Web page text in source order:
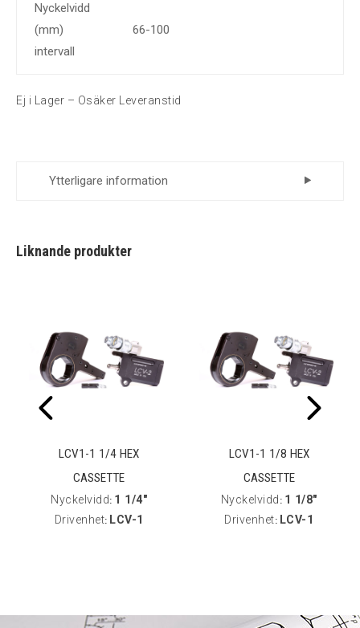
Nyckelvidd
(mm)
intervall
66-100
Ej i Lager – Osäker Leveranstid
Ytterligare information
Liknande produkter
LCV1-1 1/4 HEX
CASSETTE
Nyckelvidd: 1 1/4"
Drivenhet: LCV-1
LCV1-1 1/8 HEX
CASSETTE
Nyckelvidd : 1 1/8"
Drivenhet: LCV-1